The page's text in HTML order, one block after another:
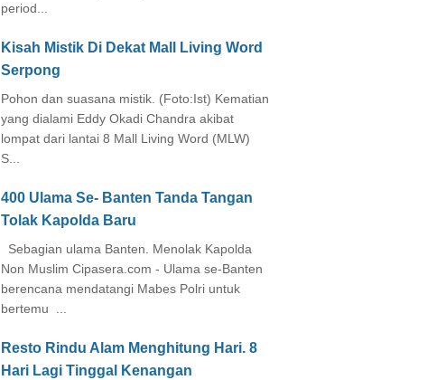
period...
Kisah Mistik Di Dekat Mall Living Word
Serpong
Pohon dan suasana mistik. (Foto:Ist) Kematian
yang dialami Eddy Okadi Chandra akibat
lompat dari lantai 8 Mall Living Word (MLW)
S...
400 Ulama Se- Banten Tanda Tangan
Tolak Kapolda Baru
Sebagian ulama Banten. Menolak Kapolda
Non Muslim Cipasera.com - Ulama se-Banten
berencana mendatangi Mabes Polri untuk
bertemu ...
Resto Rindu Alam Menghitung Hari. 8
Hari Lagi Tinggal Kenangan